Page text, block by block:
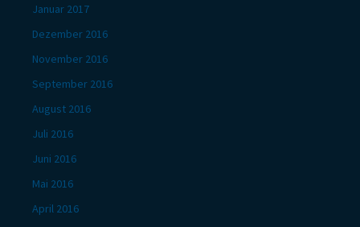
Januar 2017
Dezember 2016
November 2016
September 2016
August 2016
Juli 2016
Juni 2016
Mai 2016
April 2016